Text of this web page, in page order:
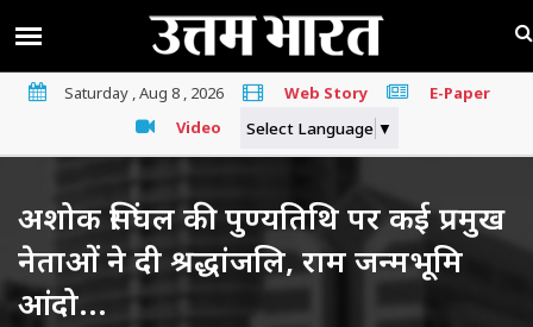
Saturday , Aug 8 , 2026 Web Story
E-Paper
Video
Select Language ▼
अशोक सिंघल की पुण्यतिथि पर कई प्रमुख
नेताओं ने दी श्रद्धांजलि, राम जन्मभूमि
आंदो...